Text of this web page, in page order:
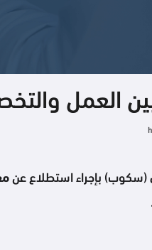
العمل
(سكوب) بإجراء استطلاع عن